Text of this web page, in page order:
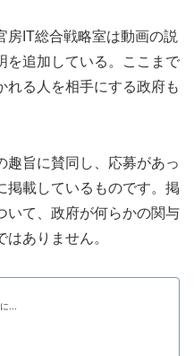
IT総合戦略室は動画の説
を追加している。ここまで
れる人を相手にする政府も
旨に賛同し、応募があっ
掲載しているものです。掲
いて、政府が何らかの関与
ありません。
...